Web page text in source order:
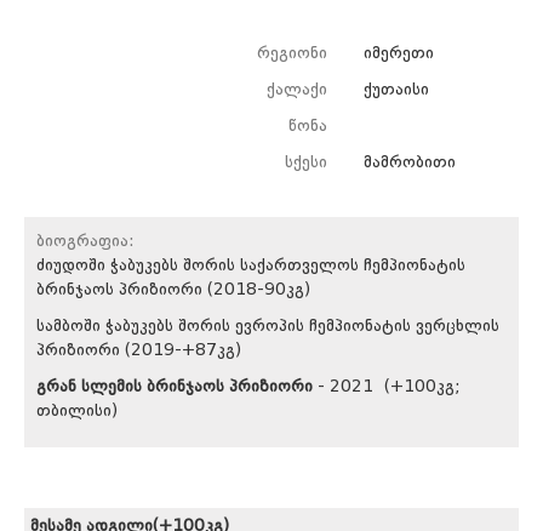
რეგიონი იმერეთი
ქალაქი ქუთაისი
წონა
სქესი მამრობითი
ბიოგრაფია:
ძიუდოში ჭაბუკებს შორის საქართველოს ჩემპიონატის
ბრინჯაოს პრიზიორი (2018-90კგ)
სამბოში ჭაბუკებს შორის ევროპის ჩემპიონატის ვერცხლის
პრიზიორი (2019-+87კგ)
გრან სლემის ბრინჯაოს პრიზიორი - 2021 (+100კგ;
თბილისი)
მესამე ადგილი(+100კგ)